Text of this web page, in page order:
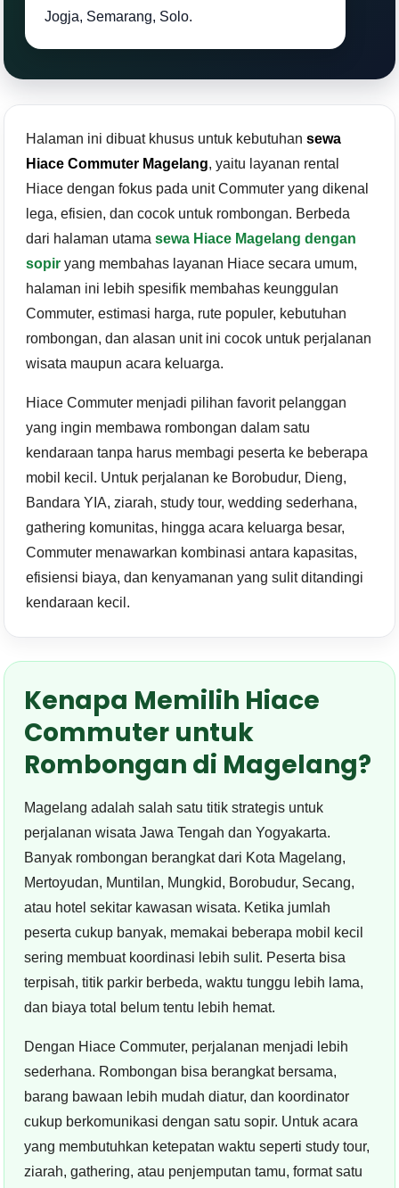
Jogja, Semarang, Solo.
Halaman ini dibuat khusus untuk kebutuhansewa
Hiace Commuter Magelang, yaitu layanan rental
Hiace dengan fokus pada unit Commuter yang dikenal
lega, efisien, dan cocok untuk rombongan. Berbeda
dari halaman utamasewa Hiace Magelang dengan
sopir yang membahas layanan Hiace secara umum,
halaman ini lebih spesifik membahas keunggulan
Commuter, estimasi harga, rute populer, kebutuhan
rombongan, dan alasan unit ini cocok untuk perjalanan
wisata maupun acara keluarga.
Hiace Commuter menjadi pilihan favorit pelanggan
yang ingin membawa rombongan dalam satu
kendaraan tanpa harus membagi peserta ke beberapa
mobil kecil. Untuk perjalanan ke Borobudur, Dieng,
Bandara YIA, ziarah, study tour, wedding sederhana,
gathering komunitas, hingga acara keluarga besar,
Commuter menawarkan kombinasi antara kapasitas,
efisiensi biaya, dan kenyamanan yang sulit ditandingi
kendaraan kecil.
Kenapa Memilih Hiace
Commuter untuk
Rombongan di Magelang?
Magelang adalah salah satu titik strategis untuk
perjalanan wisata Jawa Tengah dan Yogyakarta.
Banyak rombongan berangkat dari Kota Magelang,
Mertoyudan, Muntilan, Mungkid, Borobudur, Secang,
atau hotel sekitar kawasan wisata. Ketika jumlah
peserta cukup banyak, memakai beberapa mobil kecil
sering membuat koordinasi lebih sulit. Peserta bisa
terpisah, titik parkir berbeda, waktu tunggu lebih lama,
dan biaya total belum tentu lebih hemat.
Dengan Hiace Commuter, perjalanan menjadi lebih
sederhana. Rombongan bisa berangkat bersama,
barang bawaan lebih mudah diatur, dan koordinator
cukup berkomunikasi dengan satu sopir. Untuk acara
yang membutuhkan ketepatan waktu seperti study tour,
ziarah, gathering, atau penjemputan tamu, format satu